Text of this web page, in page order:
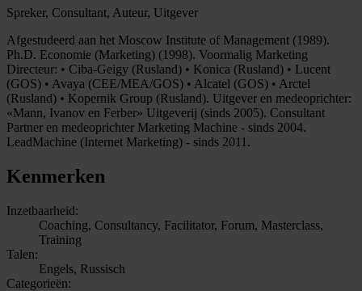
Spreker, Consultant, Auteur, Uitgever
Afgestudeerd aan het Moscow Institute of Management (1989).
Ph.D. Economie (Marketing) (1998). Voormalig Marketing
Directeur: • Ciba-Geigy (Rusland) • Konica (Rusland) • Lucent
(GOS) • Avaya (CEE/MEA/GOS) • Alcatel (GOS) • Arctel
(Rusland) • Kopernik Group (Rusland). Uitgever en medeoprichter:
«Mann, Ivanov en Ferber» Uitgeverij (sinds 2005). Consultant
Partner en medeoprichter Marketing Machine - sinds 2004.
LeadMachine (Internet Marketing) - sinds 2011.
Kenmerken
Inzetbaarheid:
Coaching, Consultancy, Facilitator, Forum, Masterclass,
Training
Talen:
Engels, Russisch
Categorieën: